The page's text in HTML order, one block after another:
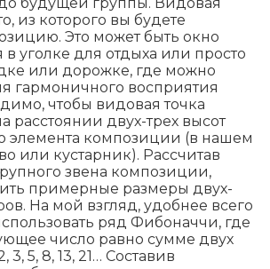
будущей группы. Видовая
из которого вы будете
Это может быть окно
уголке для отдыха или просто
или дорожке, где можно
гармоничного восприятия
чтобы видовая точка
расстоянии двух-трех высот
элемента композиции (в нашем
или кустарник). Рассчитав
звена композиции,
примерные размеры двух-
На мой взгляд, удобнее всего
ряд Фибоначчи, где
число равно сумме двух
5, 8, 13, 21… Составив